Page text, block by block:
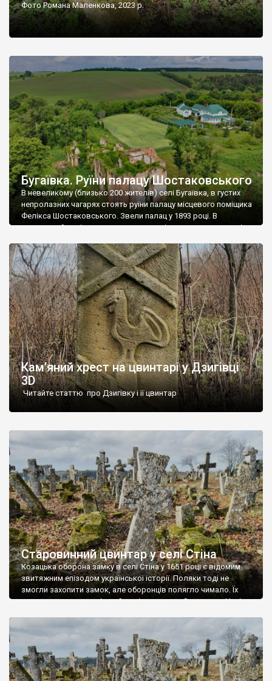
Фото Романа Маленкова, 2023 р.
Бугаївка. Руїни палацу Шостаковського
В невеликому (близько 200 жителів) селі Бугаївка, в густих
непролазних чагарях стоять руїни палацу місцевого поміщика
Фелікса Шостаковського. Звели палац у 1893 році. В
радянський період у ньому спочатку містилася школа, потім
століття тут розмістили туберкульозну лікарню. Коли із
палацу виїхала лікарня – ми точно не […]
Кам’яний хрест на цвинтарі у Дзигівці
3D
Читайте статтю про Дзигівку і її цвинтар
Старовинний цвинтар у селі Стіна
Козацька оборона замку в селі Стіна у 1651 році є відомим
звитяжним епізодом української історії. Поляки тоді не
змогли захопити замок, але оборонців полягло чимало. Їх
поховали на цвинтарі, який тоді називався Замковим. Нині на
ньому чимало хрестів 19 століття, є такі, де епітафії стер […]